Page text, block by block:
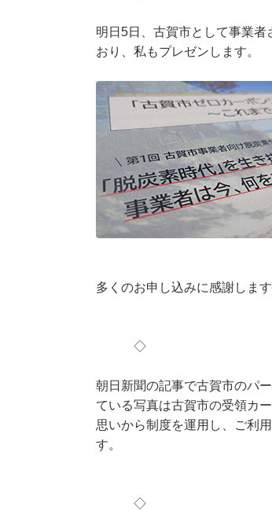
明日5日、古賀市として事業
おり、私もプレゼンします。
多くのお申し込みに感謝しま
◇
朝日新聞の記事で古賀市のパ
ている写真は古賀市の受領カ
思いから制度を運用し、ご利
す。
◇